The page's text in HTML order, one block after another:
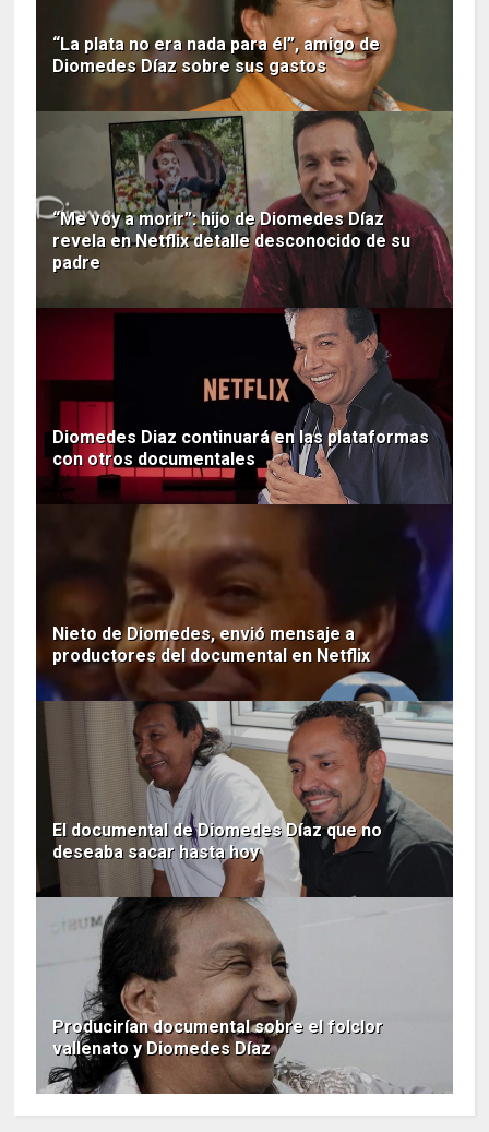
“La plata no era nada para él”, amigo de
Diomedes Díaz sobre sus gastos
“Me voy a morir”: hijo de Diomedes Díaz
revela en Netflix detalle desconocido de su
padre
Diomedes Diaz continuará en las plataformas
con otros documentales
Nieto de Diomedes, envió mensaje a
productores del documental en Netflix
El documental de Diomedes Díaz que no
deseaba sacar hasta hoy
Producirían documental sobre el folclor
vallenato y Diomedes Díaz